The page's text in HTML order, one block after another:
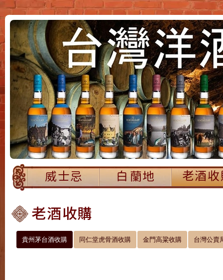
貴州茅台酒收購 同仁堂虎骨酒收購 金門高粱收購 台灣公賣